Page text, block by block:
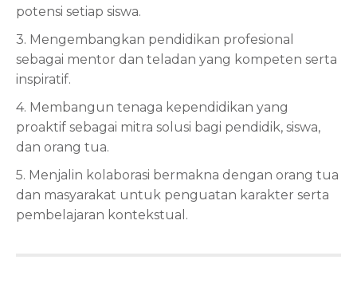
potensi setiap siswa.
3. Mengembangkan pendidikan profesional
sebagai mentor dan teladan yang kompeten serta
inspiratif.
4. Membangun tenaga kependidikan yang
proaktif sebagai mitra solusi bagi pendidik, siswa,
dan orang tua.
5. Menjalin kolaborasi bermakna dengan orang tua
dan masyarakat untuk penguatan karakter serta
pembelajaran kontekstual.